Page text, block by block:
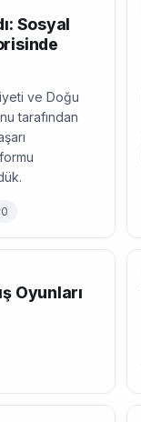
Sosyal
ve Doğu
tarafından
0
Oyunları